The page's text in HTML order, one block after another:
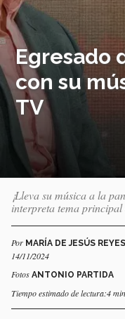
Egresado
con su
TV
¡Lleva su música a la
interpreta tema principal
Por MARÍA DE JESÚS
14/11/2024
Fotos ANTONIO PARTIDA
Tiempo estimado de lectura:4